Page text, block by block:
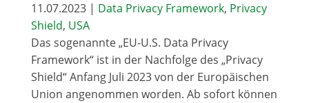
11.07.2023| Data Privacy Framework, Privacy
Shield, USA
Das sogenannte „EU-U.S. Data Privacy
Framework“ ist in der Nachfolge des „Privacy
Shield“ Anfang Juli 2023 von der Europäischen
Union angenommen worden. Ab sofort können